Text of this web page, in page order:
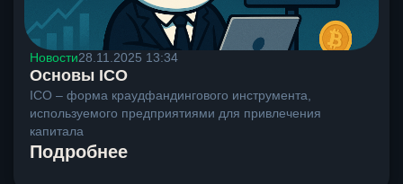
Новости28.11.2025 13:34
Основы ICO
ICO – форма краудфандингового инструмента,
используемого предприятиями для привлечения
капитала
Подробнее